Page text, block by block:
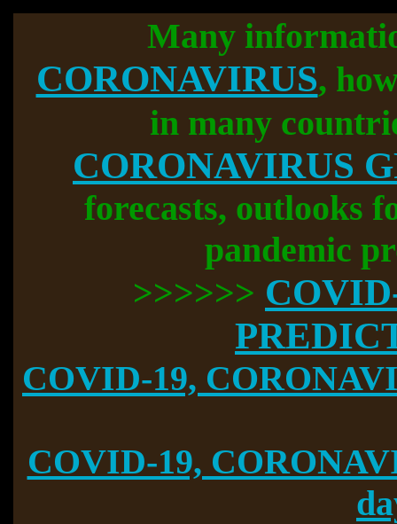
Many
CORONAVIRUS,
in many
CORONAVIRUS
forecasts, outlooks
pandemic
>>>>>>
COVID-19,
COVID-19,